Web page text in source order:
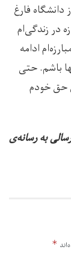
دانشگاه فارغ
در زندگی‌ام
ادامه
باشم. حتی
حق خودم
به رسانه‌ی
*